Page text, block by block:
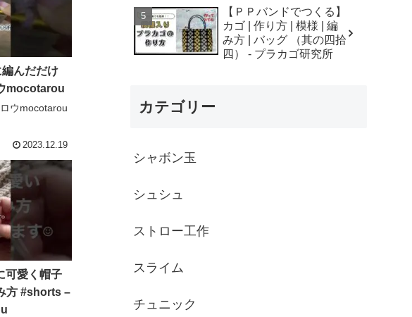
んだだけ
mocotarou
ウmocotarou
2023.12.19
可愛く帽子
方 #shorts –
mesh bag/tutorial - そろ
そろはじめよう
☆crochet
【ＰＰバンドでつくる】
カゴ | 作り方 | 模様 | 編
み方 | バッグ （其の四拾
四） - プラカゴ研究所
カテゴリー
シャボン玉
シュシュ
ストロー工作
スライム
チュニック